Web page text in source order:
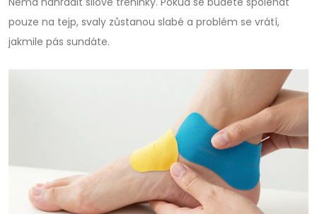
pouze na tejp, svaly zůstanou slabé a problém se vrátí,
jakmile pás sundáte.